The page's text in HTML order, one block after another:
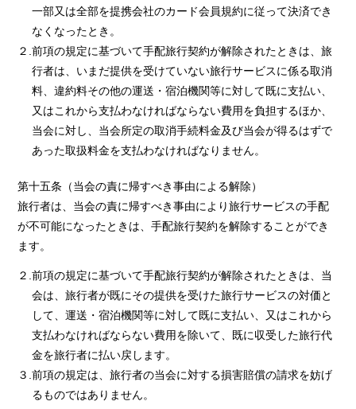
一部又は全部を提携会社のカード会員規約に従って決済でき
なくなったとき。
２.前項の規定に基づいて手配旅行契約が解除されたときは、旅
行者は、いまだ提供を受けていない旅行サービスに係る取消
料、違約料その他の運送・宿泊機関等に対して既に支払い、
又はこれから支払わなければならない費用を負担するほか、
当会に対し、当会所定の取消手続料金及び当会が得るはずで
あった取扱料金を支払わなければなりません。
第十五条（当会の責に帰すべき事由による解除）
旅行者は、当会の責に帰すべき事由により旅行サービスの手配
が不可能になったときは、手配旅行契約を解除することができ
ます。
２.前項の規定に基づいて手配旅行契約が解除されたときは、当
会は、旅行者が既にその提供を受けた旅行サービスの対価と
して、運送・宿泊機関等に対して既に支払い、又はこれから
支払わなければならない費用を除いて、既に収受した旅行代
金を旅行者に払い戻します。
３.前項の規定は、旅行者の当会に対する損害賠償の請求を妨げ
るものではありません。